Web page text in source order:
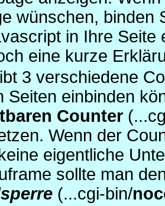
wünschen, binden
in Ihre Seite
eine kurze
3 verschiedene
Seiten einbinden
Counter
Wenn der
eigentliche
sollte man
(...cgi-bin/